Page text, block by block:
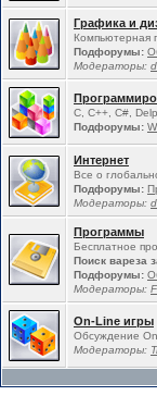
Графика и
Компьютерная
Подфорумы:
Модераторы:
C, C++, C#,
Подфорумы:
Интернет
Все о
Подфорумы:
Модераторы:
Программы
Бесплатное
Поиск вареза
Подфорумы:
Модераторы:
On-Line игры
Обсуждение
Модераторы: